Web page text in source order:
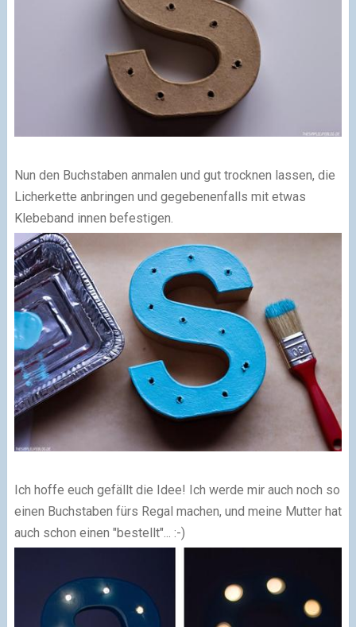
Nun den Buchstaben anmalen und gut trocknen lassen, die
Licherkette anbringen und gegebenenfalls mit etwas
Klebeband innen befestigen.
Ich hoffe euch gefällt die Idee! Ich werde mir auch noch so
einen Buchstaben fürs Regal machen, und meine Mutter hat
auch schon einen "bestellt"... :-)